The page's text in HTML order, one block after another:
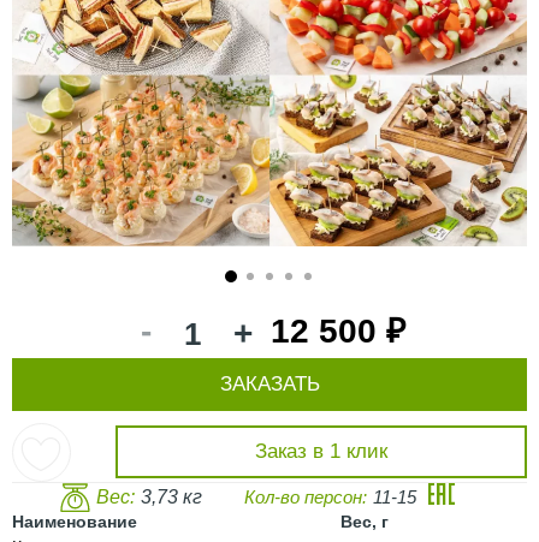
- + 12 500 ₽
Заказ в 1 клик
ЗАКАЗАТЬ
Вес: 3,73 кг Кол-во персон: 11-15
Наименование
Вес, г